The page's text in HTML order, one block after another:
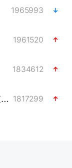
1965993
1961520
1834612
武汉3名城管协管员殴打摊主被刑拘 1817299